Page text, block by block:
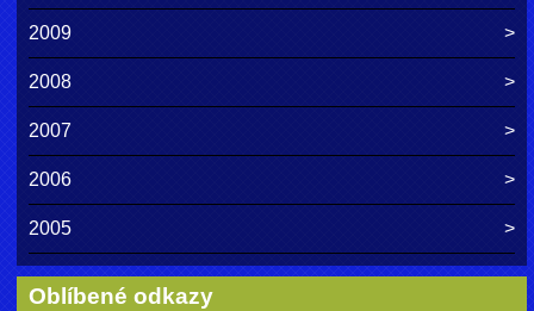
2009
2008
2007
2006
2005
Oblíbené odkazy